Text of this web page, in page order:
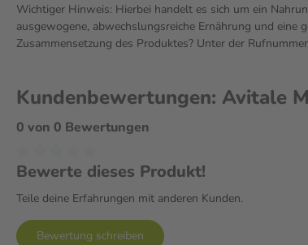
Wichtiger Hinweis: Hierbei handelt es sich um ein
ausgewogene, abwechslungsreiche Ernährung und
Zusammensetzung des Produktes? Unter der
Kundenbewertungen: Avitale
0 von 0 Bewertungen
Bewerte dieses Produkt!
Teile deine Erfahrungen mit anderen Kunden.
Bewertung schreiben